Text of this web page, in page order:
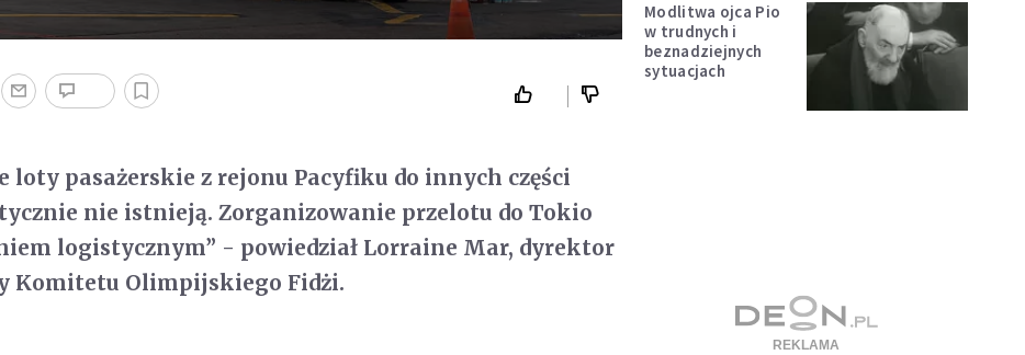
loty pasażerskie z rejonu Pacyfiku do innych części
nie istnieją. Zorganizowanie przelotu do Tokio
logistycznym” - powiedział Lorraine Mar, dyrektor
Komitetu Olimpijskiego Fidżi.
Modlitwa ojca Pio
w trudnych i
beznadziejnych
sytuacjach